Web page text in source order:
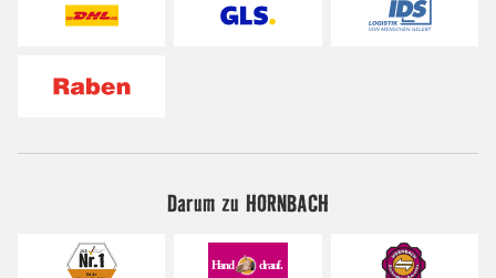
Darum zu HORNBACH